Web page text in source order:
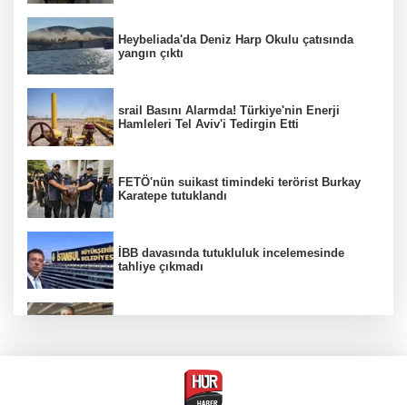
Heybeliada'da Deniz Harp Okulu çatısında
yangın çıktı
srail Basını Alarmda! Türkiye'nin Enerji
Hamleleri Tel Aviv'i Tedirgin Etti
FETÖ'nün suikast timindeki terörist Burkay
Karatepe tutuklandı
İBB davasında tutukluluk incelemesinde
tahliye çıkmadı
MGK toplanıyor: Ana gündem Terörsüz